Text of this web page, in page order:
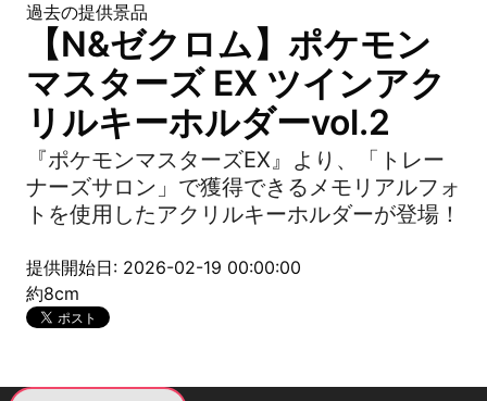
過去の提供景品
【N&ゼクロム】ポケモン
マスターズ EX ツインアク
リルキーホルダーvol.2
『ポケモンマスターズEX』より、「トレー
ナーズサロン」で獲得できるメモリアルフォ
トを使用したアクリルキーホルダーが登場！
提供開始日: 2026-02-19 00:00:00
約8cm